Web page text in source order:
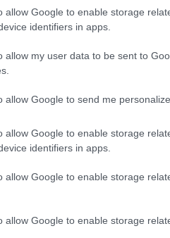
allow Google to enable storage
identifiers in apps.
allow my user data to be sent to
allow Google to send me
allow Google to enable storage
identifiers in apps.
allow Google to enable storage
allow Google to enable storage
vita. È incredibile come
stato d’animo.
il nostro cervello a
la gratitudine. Ogni
sembrare banale, ma
conta realmente. Inoltre,
positive. Non
ma è utile bilanciare le